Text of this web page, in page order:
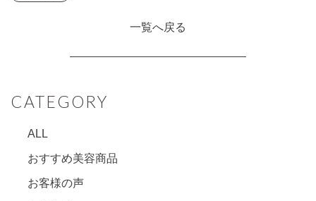
CATEGORY
ALL
おすすめ美容商品
お客様の声
一覧へ戻る